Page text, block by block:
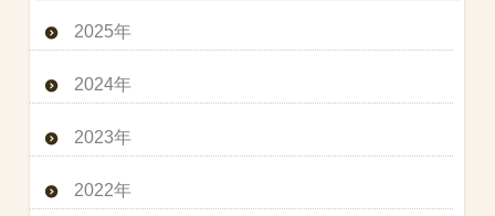
2025年
2024年
2023年
2022年